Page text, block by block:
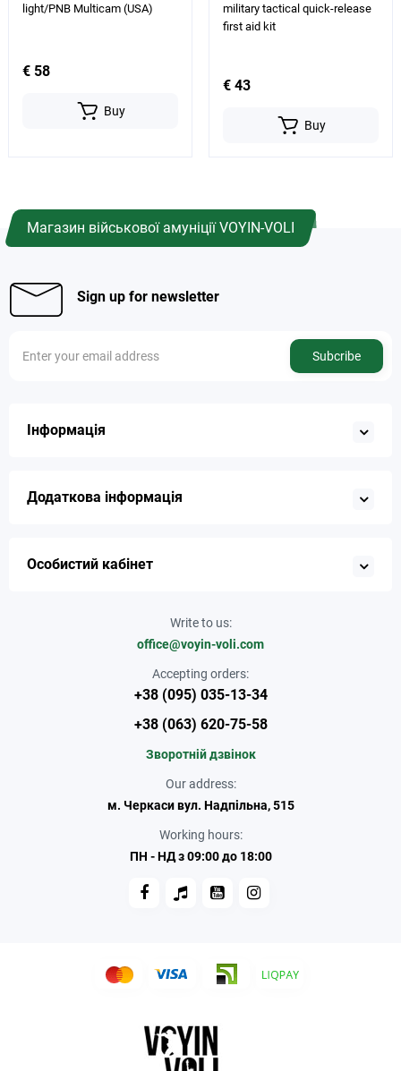
light/PNB Multicam (USA)
€ 58
Buy
military tactical quick-release
first aid kit
€ 43
Buy
Магазин військової амуніції VOYIN-VOLI
Sign up for newsletter
Subcribe
Інформація
Додаткова інформація
Особистий кабінет
Write to us:
office@voyin-voli.com
Accepting orders:
+38 (095) 035-13-34
+38 (063) 620-75-58
Зворотній дзвінок
Our address:
м. Черкаси вул. Надпільна, 515
Working hours:
ПН - НД з 09:00 до 18:00